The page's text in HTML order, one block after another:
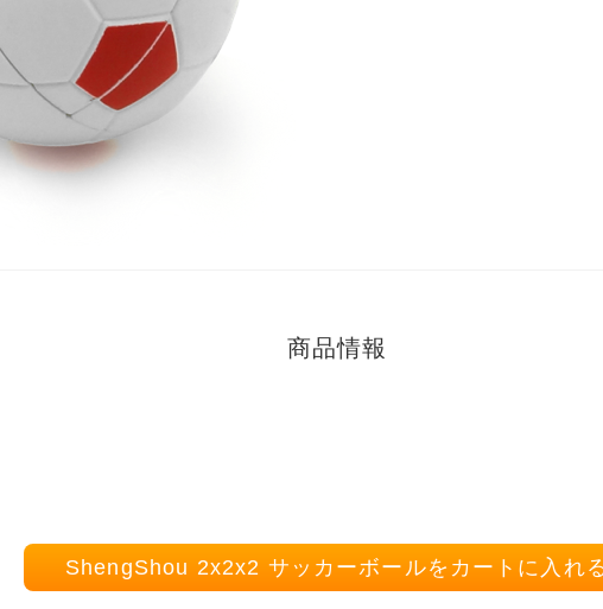
商品情報
ShengShou 2x2x2 サッカーボールをカートに入れ